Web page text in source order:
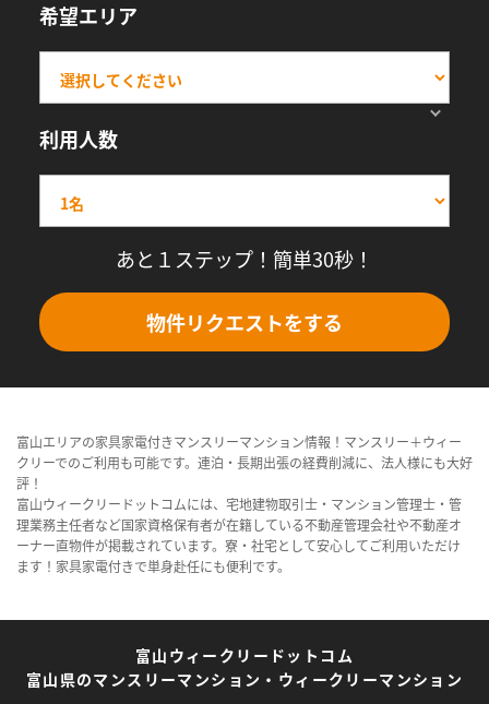
希望エリア
利用人数
あと１ステップ！簡単30秒！
物件リクエストをする
富山エリアの家具家電付きマンスリーマンション情報！マンスリー＋ウィー
クリーでのご利用も可能です。連泊・長期出張の経費削減に、法人様にも大好
評！
富山ウィークリードットコムには、宅地建物取引士・マンション管理士・管
理業務主任者など国家資格保有者が在籍している不動産管理会社や不動産オ
ーナー直物件が掲載されています。寮・社宅として安心してご利用いただけ
ます！家具家電付きで単身赴任にも便利です。
富山ウィークリードットコム
富山県のマンスリーマンション・ウィークリーマンション